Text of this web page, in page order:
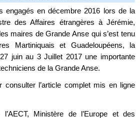
engagés en décembre 2016 lors de la
des Affaires étrangères à Jérémie,
maires de Grande Anse qui s’est tenu
Martiniquais et Guadeloupéens, la
juin au 3 Juillet 2017 une importante
de la Grande Anse.
consulter l’article complet mis en ligne
Ministère de l’Europe et des